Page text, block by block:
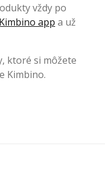
vždy po
Kimbino app a už
ktoré si môžete
Kimbino.